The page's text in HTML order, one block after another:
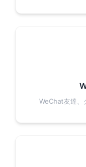
WeChat友達、